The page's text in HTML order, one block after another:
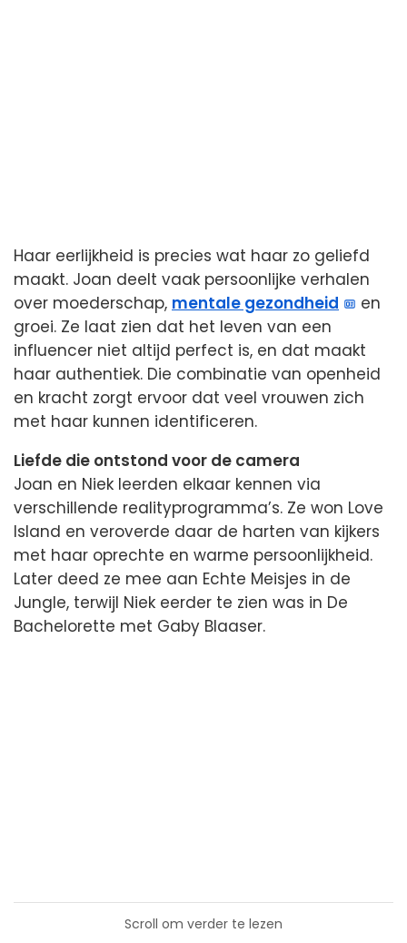
Haar eerlijkheid is precies wat haar zo geliefd
maakt. Joan deelt vaak persoonlijke verhalen
over moederschap, mentale gezondheid
en
groei. Ze laat zien dat het leven van een
influencer niet altijd perfect is, en dat maakt
haar authentiek. Die combinatie van openheid
en kracht zorgt ervoor dat veel vrouwen zich
met haar kunnen identificeren.
Liefde die ontstond voor de camera
Joan en Niek leerden elkaar kennen via
verschillende realityprogramma’s. Ze won Love
Island en veroverde daar de harten van kijkers
met haar oprechte en warme persoonlijkheid.
Later deed ze mee aan Echte Meisjes in de
Jungle, terwijl Niek eerder te zien was in De
Bachelorette met Gaby Blaaser.
Scroll om verder te lezen